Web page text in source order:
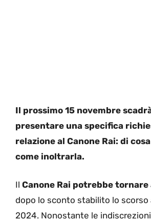
Il prossimo 15 novembre
presentare una specifica
relazione al Canone Rai: di
come inoltrarla.
Il Canone Rai potrebbe
dopo lo sconto stabilito lo scorso
2024. Nonostante le